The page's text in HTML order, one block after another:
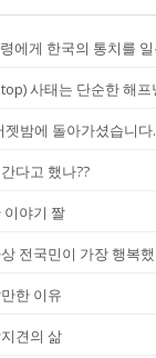
젯밤에 돌아가셨습니다.
다고 했나??
이야기 짤
한 이유
견의 삶